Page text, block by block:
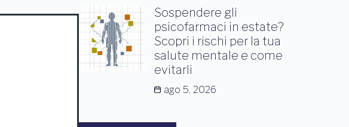
Sospendere gli
psicofarmaci in estate?
Scopri i rischi per la tua
salute mentale e come
evitarli
ago 5, 2026